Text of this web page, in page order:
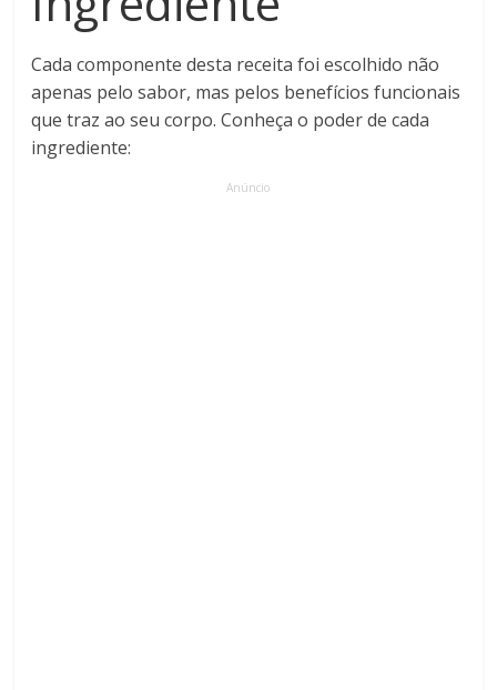
Cada componente desta receita foi escolhido não
apenas pelo sabor, mas pelos benefícios funcionais
que traz ao seu corpo. Conheça o poder de cada
ingrediente:
Anúncio